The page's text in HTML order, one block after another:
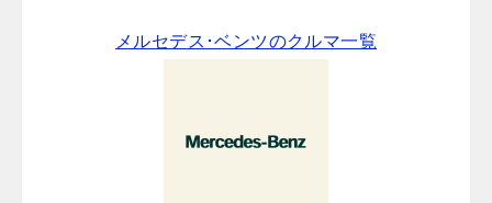
メルセデス･ベンツのクルマ一覧